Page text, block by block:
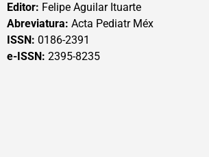
Editor: Felipe Aguilar Ituarte
Abreviatura: Acta Pediatr Méx
ISSN: 0186-2391
e-ISSN: 2395-8235